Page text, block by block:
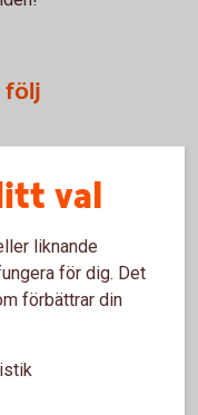
följ
för samhällsskydd
val
liknande
för dig. Det
förbättrar din